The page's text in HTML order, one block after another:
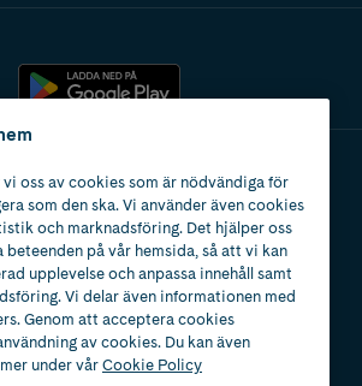
oss av cookies som är nödvändiga för
som den ska. Vi använder även cookies
och marknadsföring. Det hjälper oss
på vår hemsida, så att vi kan
upplevelse och anpassa innehåll samt
Vi delar även informationen med
Genom att acceptera cookies
av cookies. Du kan även
under vårCookie Policy